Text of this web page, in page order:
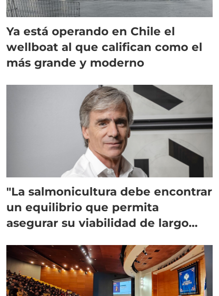
Ya está operando en Chile el
wellboat al que califican como el
más grande y moderno
"La salmonicultura debe encontrar
un equilibrio que permita
asegurar su viabilidad de largo